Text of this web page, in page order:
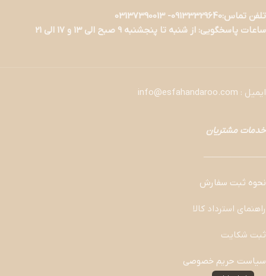
تلفن تماس:09133329640- 03137390013
ساعات پاسخگویی: از شنبه تا پنجشنبه 9 صبح الی 13 و 17 الی 21
ایمیل : info@esfahandaroo.com
خدمات مشتریان
———————
نحوه ثبت سفارش
راهنمای استرداد کالا
ثبت شکایت
سیاست حریم خصوصی